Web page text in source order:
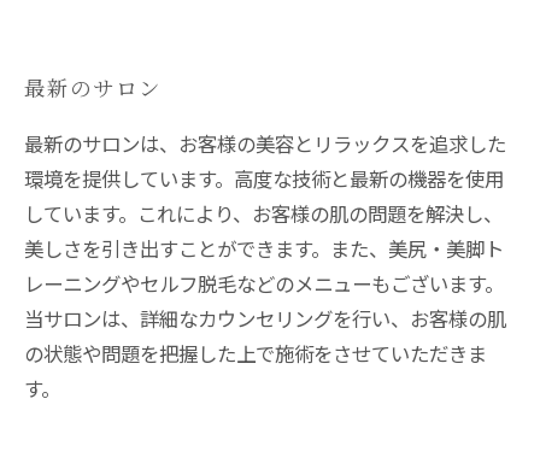
最新のサロン
最新のサロンは、お客様の美容とリラックスを追求した
環境を提供しています。高度な技術と最新の機器を使用
しています。これにより、お客様の肌の問題を解決し、
美しさを引き出すことができます。また、美尻・美脚ト
レーニングやセルフ脱毛などのメニューもございます。
当サロンは、詳細なカウンセリングを行い、お客様の肌
の状態や問題を把握した上で施術をさせていただきま
す。